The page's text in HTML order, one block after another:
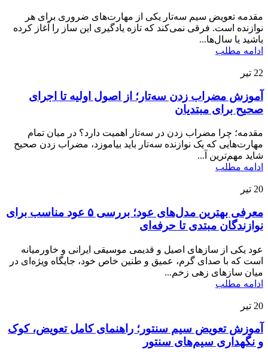
مقدمه تعویض سیم سه‌تار یکی از مهارت‌های ضروری برای هر
نوازنده است. فرقی نمی‌کند که تازه یادگیری این ساز را آغاز کرده
باشید یا سال‌ها...
ادامه مطلب
22 تیر
آموزش مضراب زدن سه‌تار؛ از اصول اولیه تا اجرای
صحیح برای مبتدیان
مقدمه؛ چرا مضراب زدن در سه‌تار اهمیت دارد؟ در میان تمام
مهارت‌هایی که یک نوازنده سه‌تار باید بیاموزد، مضراب زدن صحیح
شاید مهم‌ترین آ...
ادامه مطلب
20 تیر
معرفی بهترین مدل‌های عود؛ بررسی ۵ عود مناسب برای
نوازندگان مبتدی تا حرفه‌ای
عود یکی از سازهای اصیل و قدیمی موسیقی ایرانی و خاورمیانه
است که با صدای گرم، عمیق و طنین خاص خود، جایگاه ویژه‌ای در
میان سازهای زهی زخم...
ادامه مطلب
20 تیر
آموزش تعویض سیم سنتور؛ راهنمای کامل تعویض، کوک
و نگهداری سیم‌های سنتور